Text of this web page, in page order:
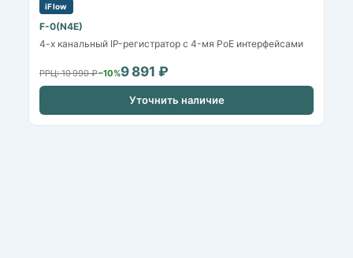
iFlow
F-0(N4E)
4-х канальный IP-регистратор c 4-мя PoE интерфейсами
РРЦ: 10 990 ₽−10%9 891 ₽
Уточнить наличие